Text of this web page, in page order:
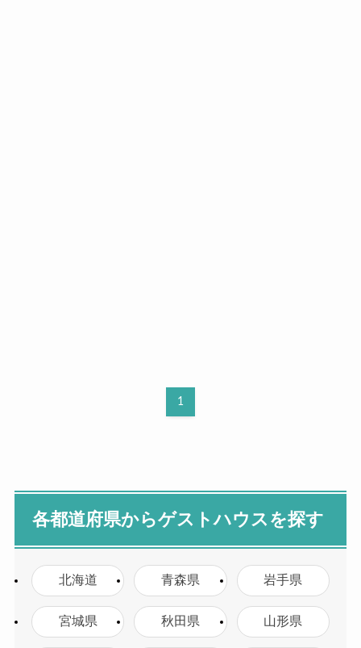
1
各都道府県からゲストハウスを探す
北海道 青森県 岩手県
宮城県 秋田県 山形県